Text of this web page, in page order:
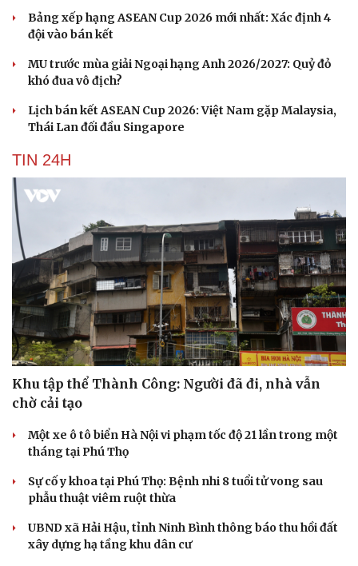
Bảng xếp hạng ASEAN Cup 2026 mới nhất: Xác định 4
đội vào bán kết
MU trước mùa giải Ngoại hạng Anh 2026/2027: Quỷ đỏ
khó đua vô địch?
Lịch bán kết ASEAN Cup 2026: Việt Nam gặp Malaysia,
Thái Lan đối đầu Singapore
TIN 24H
Khu tập thể Thành Công: Người đã đi, nhà vẫn
chờ cải tạo
Một xe ô tô biển Hà Nội vi phạm tốc độ 21 lần trong một
tháng tại Phú Thọ
Sự cố y khoa tại Phú Thọ: Bệnh nhi 8 tuổi tử vong sau
phẫu thuật viêm ruột thừa
UBND xã Hải Hậu, tỉnh Ninh Bình thông báo thu hồi đất
xây dựng hạ tầng khu dân cư